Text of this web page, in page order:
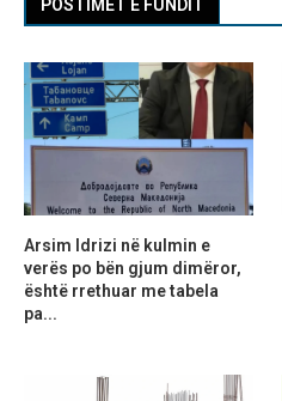
POSTIMET E FUNDIT
Arsim Idrizi në kulmin e
verës po bën gjum dimëror,
është rrethuar me tabela
pa...